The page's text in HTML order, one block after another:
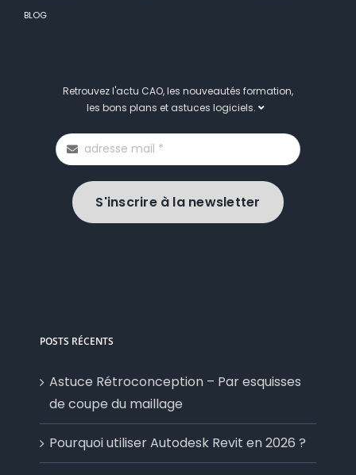
BLOG
Retrouvez l'actu CAO, les nouveautés formation,
les bons plans et astuces logiciels.
S'inscrire à la newsletter
POSTS RÉCENTS
Astuce Rétroconception – Par esquisses
de coupe du maillage
Pourquoi utiliser Autodesk Revit en 2026 ?